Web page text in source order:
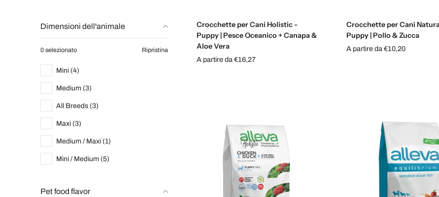
Dimensioni dell'animale
0 selezionato Ripristina
Mini (4)
Medium (3)
All Breeds (3)
Maxi (3)
Medium / Maxi (1)
Mini / Medium (5)
Pet food flavor
Crocchette per Cani Holistic -
Puppy | Pesce Oceanico + Canapa &
Aloe Vera
A partire da €16,27
Crocchette per Cani
Puppy | Pollo & Zucca
A partire da €10,20